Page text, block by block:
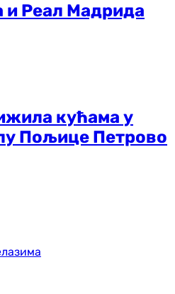
и Реал Мадрида
кућама у
Пољице Петрово